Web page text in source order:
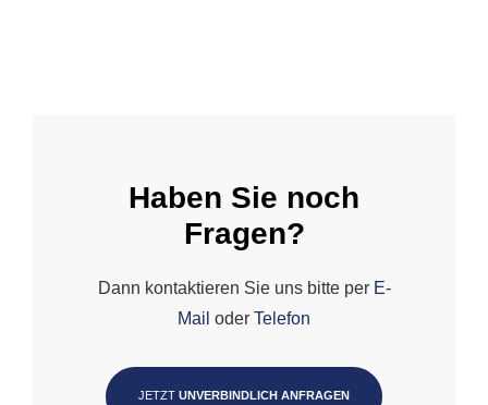
Haben Sie noch
Fragen?
Dann kontaktieren Sie uns bitte per E-
Mail oder Telefon
JETZT UNVERBINDLICH ANFRAGEN